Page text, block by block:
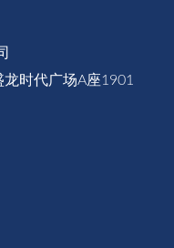
时代广场A座1901